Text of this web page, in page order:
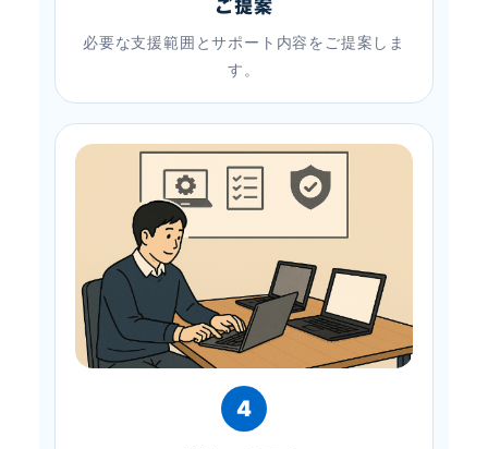
ご提案
必要な支援範囲とサポート内容をご提案しま
す。
4